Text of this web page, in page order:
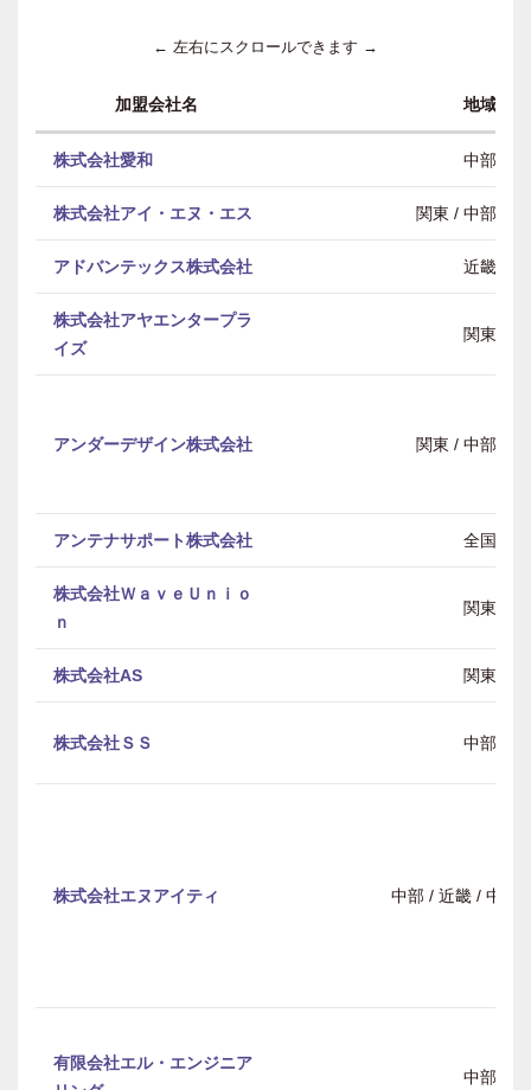
← 左右にスクロールできます →
加盟会社名 地域
株式会社愛和 中部
株式会社アイ・エヌ・エス 関東 / 中部 / 近
アドバンテックス株式会社 近畿
株式会社アヤエンタープラ
イズ
関東
アンダーデザイン株式会社 関東 / 中部 / 近
アンテナサポート株式会社 全国
株式会社ＷａｖｅＵｎｉｏ
ｎ
関東
株式会社AS 関東
株式会社ＳＳ 中部
株式会社エヌアイティ 中部 / 近畿 / 中国
有限会社エル・エンジニア
中部